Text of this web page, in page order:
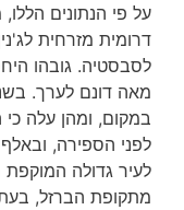
על פי הנתונים
דרומית מזרחית
במקום, ומהן עלה
לפני הספירה,
לעיר גדולה
מתקופת הברזל,